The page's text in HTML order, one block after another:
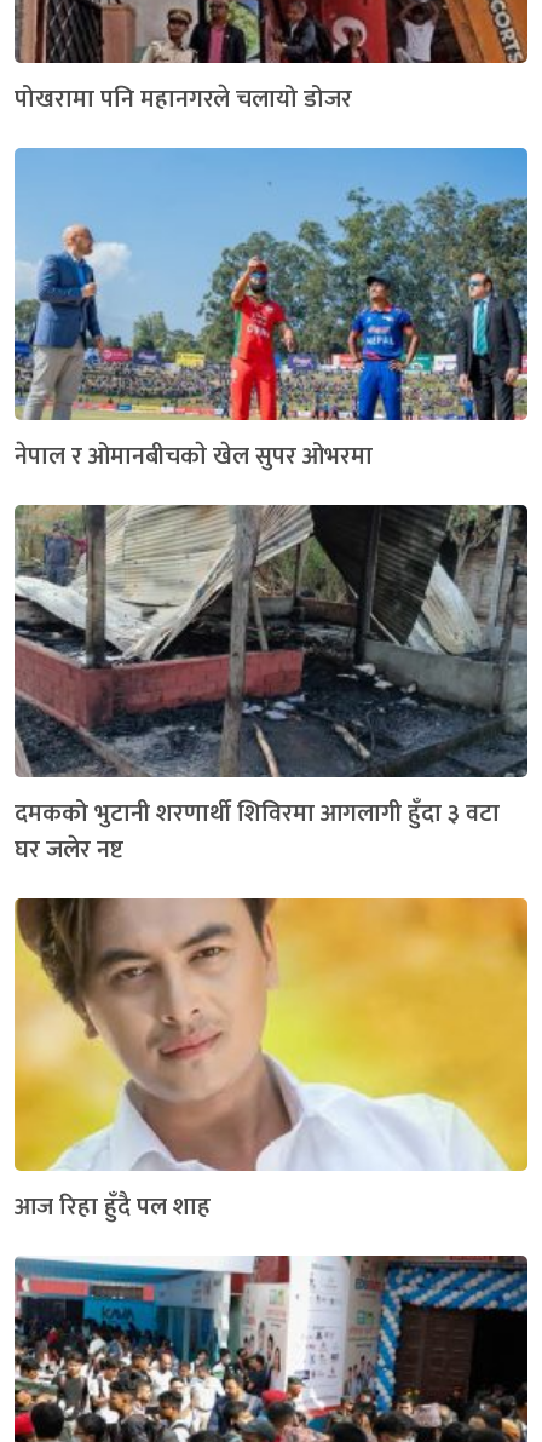
पोखरामा पनि महानगरले चलायो डोजर
नेपाल र ओमानबीचकाे खेल सुपर ओभरमा
दमकको भुटानी शरणार्थी शिविरमा आगलागी हुँदा ३ वटा
घर जलेर नष्ट
आज रिहा हुँदै पल शाह